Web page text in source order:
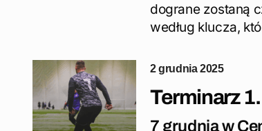
dograne zostaną
według klucza,
2 grudnia 2025
Terminarz
7 grudnia w